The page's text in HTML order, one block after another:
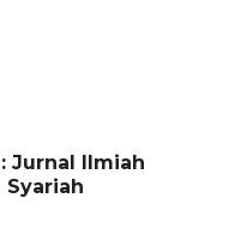
Jurnal Ilmiah
Syariah